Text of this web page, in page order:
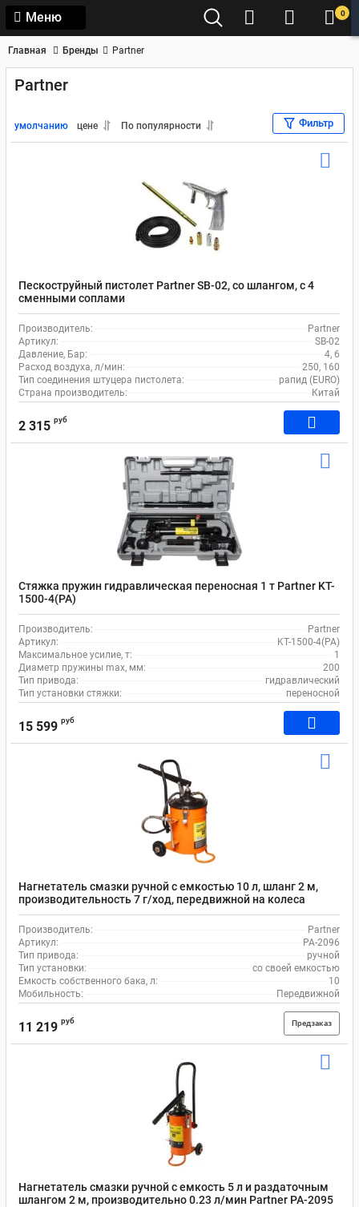
Меню 0
Главная Бренды Partner
Partner
умолчанию цене По популярности Фильтр
Пескоструйный пистолет Partner SB-02, со шлангом, с 4
сменными соплами
Производитель:
Partner
Артикул:
SB-02
Давление, Бар:
4, 6
Расход воздуха, л/мин:
250, 160
Тип соединения штуцера пистолета:
рапид (EURO)
Страна производитель:
Китай
2 315 руб
Стяжка пружин гидравлическая переносная 1 т Partner KT-
1500-4(PA)
Производитель:
Partner
Артикул:
KT-1500-4(PA)
Максимальное усилие, т:
1
Диаметр пружины max, мм:
200
Тип привода:
гидравлический
Тип установки стяжки:
переносной
15 599 руб
Нагнетатель смазки ручной с емкостью 10 л, шланг 2 м,
производительность 7 г/ход, передвижной на колеса
Partner PA-2096
Производитель:
Partner
Артикул:
PA-2096
Тип привода:
ручной
Тип установки:
со своей емкостью
Емкость собственного бака, л:
10
Мобильность:
Передвижной
11 219 руб Предзаказ
Нагнетатель смазки ручной с емкость 5 л и раздаточным
шлангом 2 м, производительно 0.23 л/мин Partner PA-2095